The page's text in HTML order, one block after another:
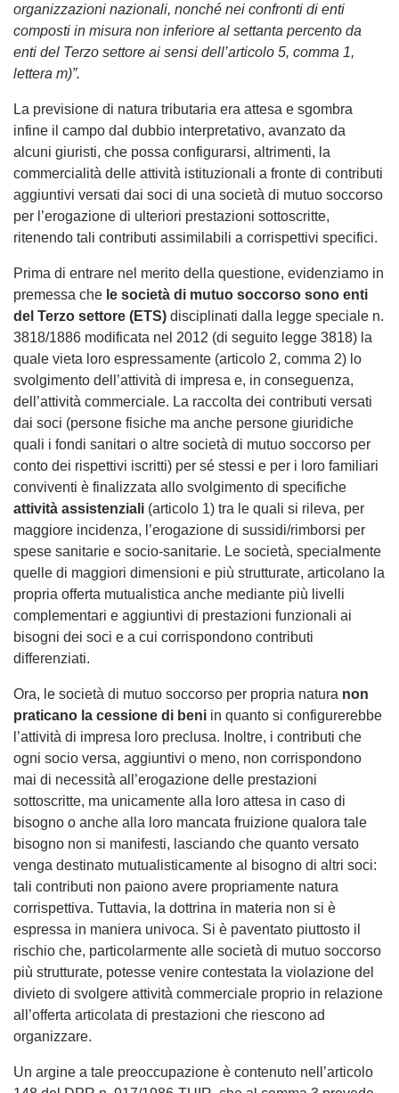
organizzazioni nazionali, nonché nei confronti di enti
composti in misura non inferiore al settanta percento da
enti del Terzo settore ai sensi dell’articolo 5, comma 1,
lettera m)”.
La previsione di natura tributaria era attesa e sgombra
infine il campo dal dubbio interpretativo, avanzato da
alcuni giuristi, che possa configurarsi, altrimenti, la
commercialità delle attività istituzionali a fronte di contributi
aggiuntivi versati dai soci di una società di mutuo soccorso
per l’erogazione di ulteriori prestazioni sottoscritte,
ritenendo tali contributi assimilabili a corrispettivi specifici.
Prima di entrare nel merito della questione, evidenziamo in
premessa che le società di mutuo soccorso sono enti
del Terzo settore (ETS) disciplinati dalla legge speciale n.
3818/1886 modificata nel 2012 (di seguito legge 3818) la
quale vieta loro espressamente (articolo 2, comma 2) lo
svolgimento dell’attività di impresa e, in conseguenza,
dell’attività commerciale. La raccolta dei contributi versati
dai soci (persone fisiche ma anche persone giuridiche
quali i fondi sanitari o altre società di mutuo soccorso per
conto dei rispettivi iscritti) per sé stessi e per i loro familiari
conviventi è finalizzata allo svolgimento di specifiche
attività assistenziali (articolo 1) tra le quali si rileva, per
maggiore incidenza, l’erogazione di sussidi/rimborsi per
spese sanitarie e socio-sanitarie. Le società, specialmente
quelle di maggiori dimensioni e più strutturate, articolano la
propria offerta mutualistica anche mediante più livelli
complementari e aggiuntivi di prestazioni funzionali ai
bisogni dei soci e a cui corrispondono contributi
differenziati.
Ora, le società di mutuo soccorso per propria natura non
praticano la cessione di beni in quanto si configurerebbe
l’attività di impresa loro preclusa. Inoltre, i contributi che
ogni socio versa, aggiuntivi o meno, non corrispondono
mai di necessità all’erogazione delle prestazioni
sottoscritte, ma unicamente alla loro attesa in caso di
bisogno o anche alla loro mancata fruizione qualora tale
bisogno non si manifesti, lasciando che quanto versato
venga destinato mutualisticamente al bisogno di altri soci:
tali contributi non paiono avere propriamente natura
corrispettiva. Tuttavia, la dottrina in materia non si è
espressa in maniera univoca. Si è paventato piuttosto il
rischio che, particolarmente alle società di mutuo soccorso
più strutturate, potesse venire contestata la violazione del
divieto di svolgere attività commerciale proprio in relazione
all’offerta articolata di prestazioni che riescono ad
organizzare.
Un argine a tale preoccupazione è contenuto nell’articolo